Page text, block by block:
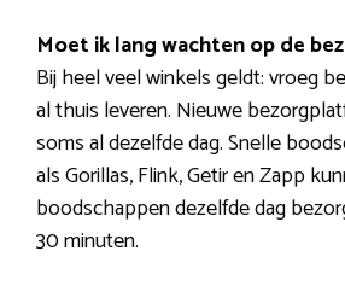
Moet ik lang wachten op de
Bij heel veel winkels geldt: vroeg
al thuis leveren. Nieuwe
soms al dezelfde dag. Snelle
als Gorillas, Flink, Getir en Zapp
boodschappen dezelfde dag
30 minuten.